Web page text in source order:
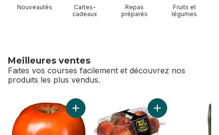
Nouveautés
Cartes-
cadeaux
Repas
préparés
Fruits et
légumes
Meilleures ventes
Faites vos courses facilement et découvrez nos
produits les plus vendus.
sauter Meilleures ventes
Ajouter Tomates rouges de serre au panier
Ajouter Pêches au